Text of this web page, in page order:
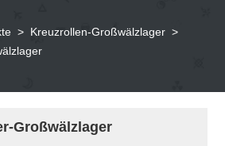
> Kreuzrollen-Großwälzlager >
Großwälzlager